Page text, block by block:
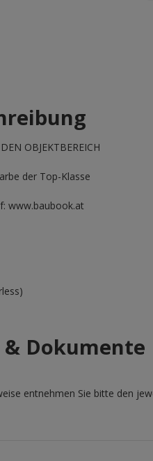
OBJEKTBEREICH
der Top-Klasse
www.baubook.at
Dokumente
entnehmen Sie bitte den